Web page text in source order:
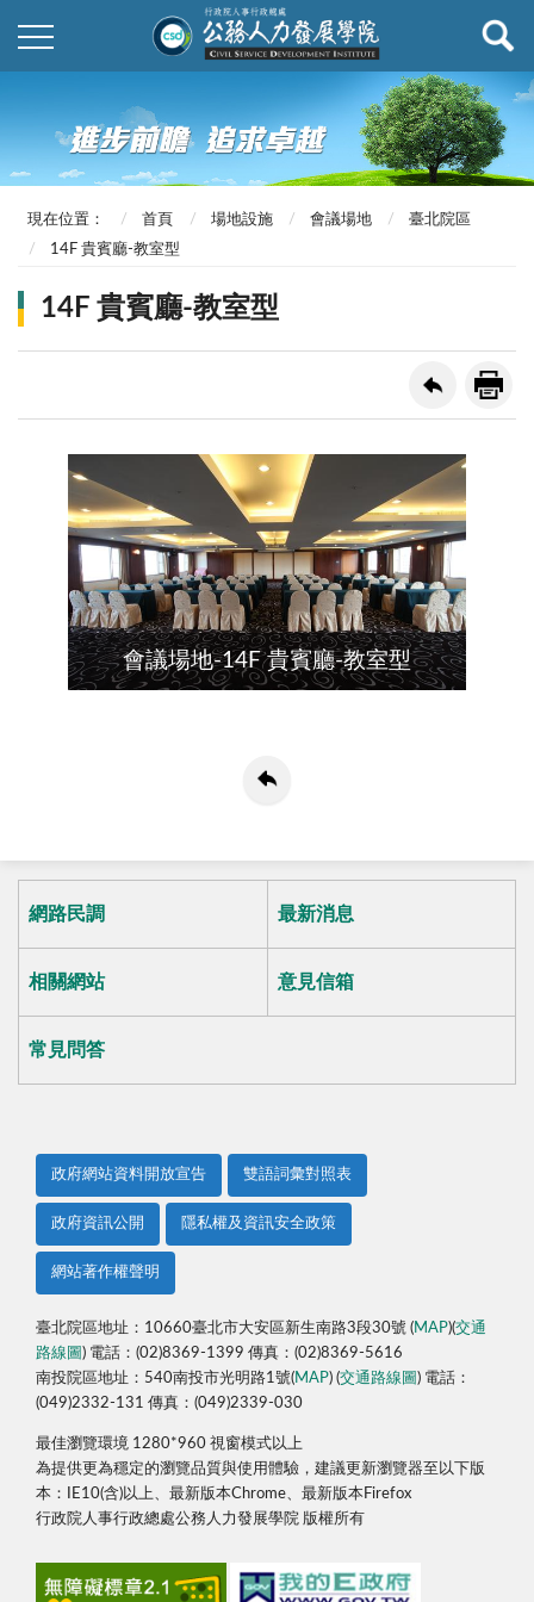
現在位置： 首頁 場地設施 會議場地
臺北院區
14F 貴賓廳-教室型
14F 貴賓廳-教室型
會議場地-14F 貴賓廳-教室型
網路民調 最新消息
相關網站 意見信箱
常見問答
政府網站資料開放宣告 雙語詞彙對照表
政府資訊公開 隱私權及資訊安全政策
網站著作權聲明
臺北院區地址：10660臺北市大安區新生南路3段30號 (MAP)(交通
路線圖) 電話：(02)8369-1399 傳真：(02)8369-5616
南投院區地址：540南投市光明路1號(MAP) (交通路線圖) 電話：
(049)2332-131 傳真：(049)2339-030
最佳瀏覽環境 1280*960 視窗模式以上
為提供更為穩定的瀏覽品質與使用體驗，建議更新瀏覽器至以下版
本：IE10(含)以上、最新版本Chrome、最新版本Firefox
行政院人事行政總處公務人力發展學院 版權所有